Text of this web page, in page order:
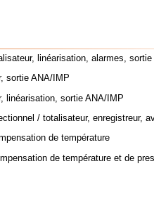
linéarisation, alarmes,
sortie ANA/IMP
linéarisation, sortie ANA/IMP
/ totalisateur, enregistreur,
de température
de température et de